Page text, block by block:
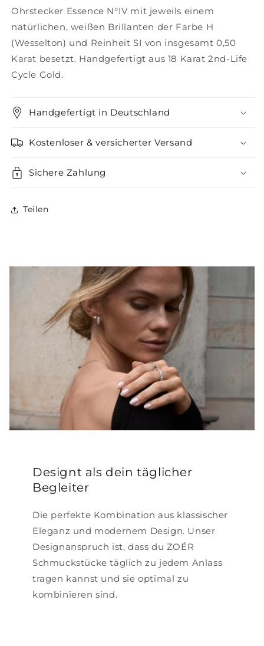
Ohrstecker Essence N°IV mit jeweils einem
natürlichen, weißen Brillanten der Farbe H
(Wesselton) und Reinheit SI von insgesamt 0,50
Karat besetzt. Handgefertigt aus 18 Karat 2nd-Life
Cycle Gold.
Handgefertigt in Deutschland
Kostenloser & versicherter Versand
Sichere Zahlung
Teilen
Designt als dein täglicher
Begleiter
Die perfekte Kombination aus klassischer
Eleganz und modernem Design. Unser
Designanspruch ist, dass du ZOÉR
Schmuckstücke täglich zu jedem Anlass
tragen kannst und sie optimal zu
kombinieren sind.